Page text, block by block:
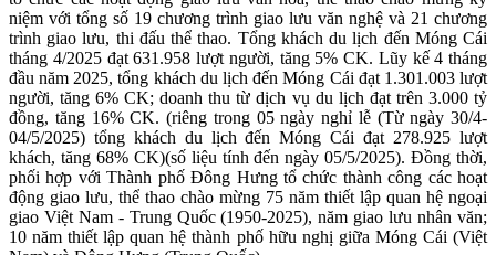
niệm với tổng số 19 chương trình giao lưu văn nghệ và 21 chương
trình giao lưu, thi đấu thể thao. Tổng khách du lịch đến Móng Cái
tháng 4/2025 đạt 631.958 lượt người, tăng 5% CK. Lũy kế 4 tháng
đầu năm 2025, tổng khách du lịch đến Móng Cái đạt 1.301.003 lượt
người, tăng 6% CK; doanh thu từ dịch vụ du lịch đạt trên 3.000 tỷ
đồng, tăng 16% CK. (riêng trong 05 ngày nghỉ lễ (Từ ngày 30/4-
04/5/2025) tổng khách du lịch đến Móng Cái đạt 278.925 lượt
khách, tăng 68% CK)(số liệu tính đến ngày 05/5/2025). Đồng thời,
phối hợp với Thành phố Đông Hưng tổ chức thành công các hoạt
động giao lưu, thể thao chào mừng 75 năm thiết lập quan hệ ngoại
giao Việt Nam - Trung Quốc (1950-2025), năm giao lưu nhân văn;
10 năm thiết lập quan hệ thành phố hữu nghị giữa Móng Cái (Việt